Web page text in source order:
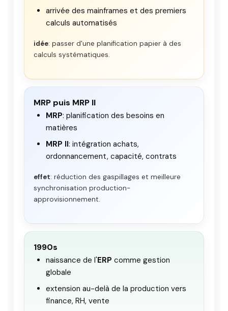
arrivée des mainframes et des premiers
calculs automatisés
idée: passer d'une planification papier à des
calculs systématiques.
MRP puis MRP II
MRP: planification des besoins en
matières
MRP II: intégration achats,
ordonnancement, capacité, contrats
effet: réduction des gaspillages et meilleure
synchronisation production-
approvisionnement.
1990s
naissance de l'ERP comme gestion
globale
extension au-delà de la production vers
finance, RH, vente